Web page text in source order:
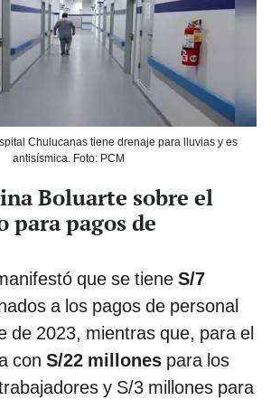
Chulucanas tiene drenaje para lluvias y es
antisísmica. Foto: PCM
Boluarte sobre el
para pagos de
que se tiene S/7
a los pagos de personal
de 2023, mientras que, para el
con S/22 millones para los
y S/3 millones para